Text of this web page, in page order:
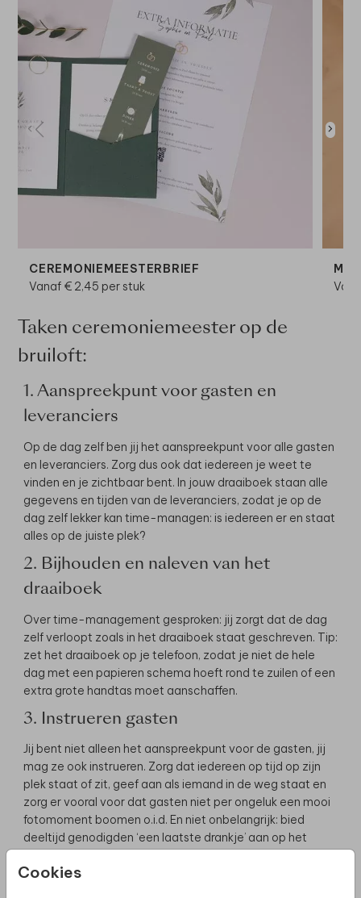
Cookies
CEREMONIEMEESTERBRIEF
Vanaf € 2,45 per stuk
Taken ceremoniemeester op de
bruiloft:
1. Aanspreekpunt voor gasten en
leveranciers
Op de dag zelf ben jij het aanspreekpunt voor alle gasten
en leveranciers. Zorg dus ook dat iedereen je weet te
vinden en je zichtbaar bent. In jouw draaiboek staan alle
gegevens en tijden van de leveranciers, zodat je op de
dag zelf lekker kan time-managen: is iedereen er en staat
alles op de juiste plek?
2. Bijhouden en naleven van het
draaiboek
Over time-management gesproken: jij zorgt dat de dag
zelf verloopt zoals in het draaiboek staat geschreven. Tip:
zet het draaiboek op je telefoon, zodat je niet de hele
dag met een papieren schema hoeft rond te zuilen of een
extra grote handtas moet aanschaffen.
3. Instrueren gasten
Jij bent niet alleen het aanspreekpunt voor de gasten, jij
mag ze ook instrueren. Zorg dat iedereen op tijd op zijn
plek staat of zit, geef aan als iemand in de weg staat en
zorg er vooral voor dat gasten niet per ongeluk een mooi
fotomoment boomen o.i.d. En niet onbelangrijk: bied
deeltijd genodigden ‘een laatste drankje’ aan op het